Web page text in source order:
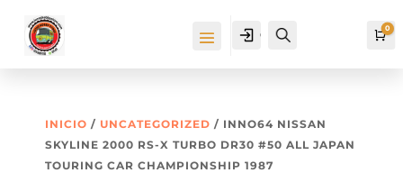
Cuenta 0
INICIO / UNCATEGORIZED / INNO64 NISSAN
SKYLINE 2000 RS-X TURBO DR30 #50 ALL JAPAN
TOURING CAR CHAMPIONSHIP 1987